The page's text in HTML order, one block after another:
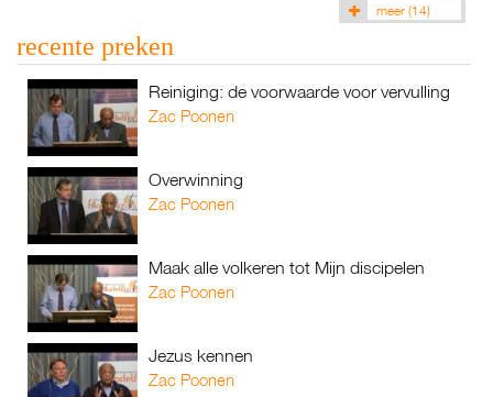
meer (14)
recente preken
Reiniging: de voorwaarde voor vervulling
Zac Poonen
Overwinning
Zac Poonen
Maak alle volkeren tot Mijn discipelen
Zac Poonen
Jezus kennen
Zac Poonen